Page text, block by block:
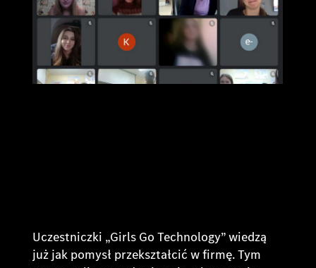
Uczestniczki „Girls Go Technology” wiedzą
już jak pomysł przekształcić w firmę. Tym